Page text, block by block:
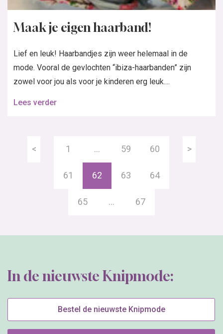
Maak je eigen haarband!
Lief en leuk! Haarbandjes zijn weer helemaal in de
mode. Vooral de gevlochten “ibiza-haarbanden” zijn
zowel voor jou als voor je kinderen erg leuk....
Lees verder
< 1 … 59 60
61 62 63 64
65 … 67
>
In de nieuwste Knipmode:
Bestel de nieuwste Knipmode